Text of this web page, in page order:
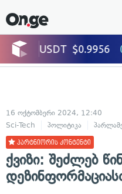
16 ოქტომბერი 2024, 12:40
Sci-Tech
პოლიტიკა
პარტნიორის კონტენტი
ქვიზი: შეძლებ